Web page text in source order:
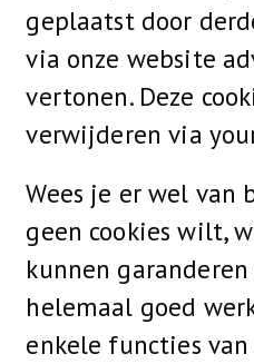
geplaatst door
via onze website
vertonen. Deze
verwijderen via
Wees je er wel van
geen cookies wilt,
kunnen
helemaal goed
enkele functies